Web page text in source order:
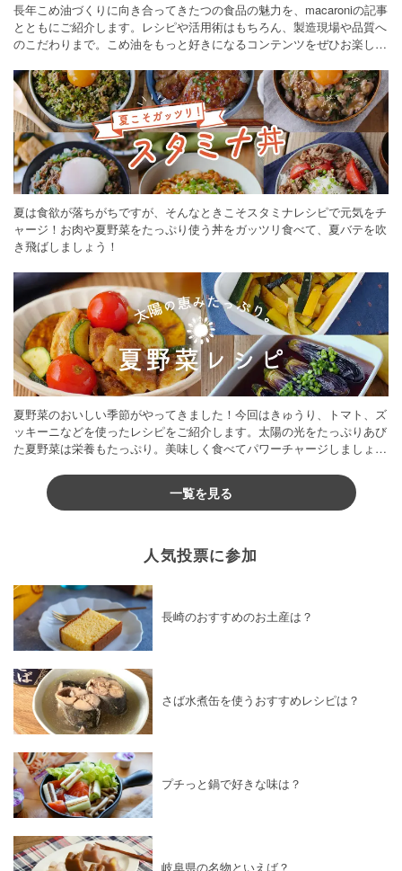
長年こめ油づくりに向き合ってきたつの食品の魅力を、macaroniの記事
とともにご紹介します。レシピや活用術はもちろん、製造現場や品質へ
のこだわりまで。こめ油をもっと好きになるコンテンツをぜひお楽しみ
夏は食欲が落ちがちですが、そんなときこそスタミナレシピで元気をチ
ャージ！お肉や夏野菜をたっぷり使う丼をガッツリ食べて、夏バテを吹
き飛ばしましょう！
夏野菜のおいしい季節がやってきました！今回はきゅうり、トマト、ズ
ッキーニなどを使ったレシピをご紹介します。太陽の光をたっぷりあび
た夏野菜は栄養もたっぷり。美味しく食べてパワーチャージしましょう
一覧を見る
人気投票に参加
長崎のおすすめのお土産は？
さば水煮缶を使うおすすめレシピは？
プチっと鍋で好きな味は？
岐阜県の名物といえば？